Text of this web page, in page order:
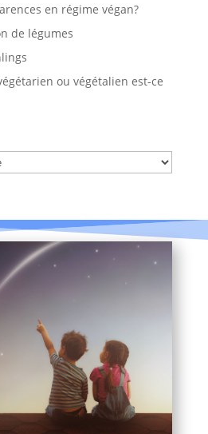
en régime végan?
de légumes
ou végétalien est-ce